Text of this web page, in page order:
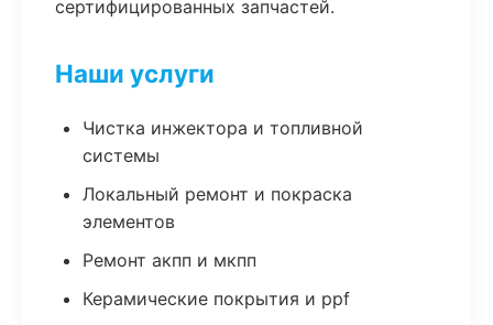
сертифицированных запчастей.
Наши услуги
Чистка инжектора и топливной
системы
Локальный ремонт и покраска
элементов
Ремонт акпп и мкпп
Керамические покрытия и ppf